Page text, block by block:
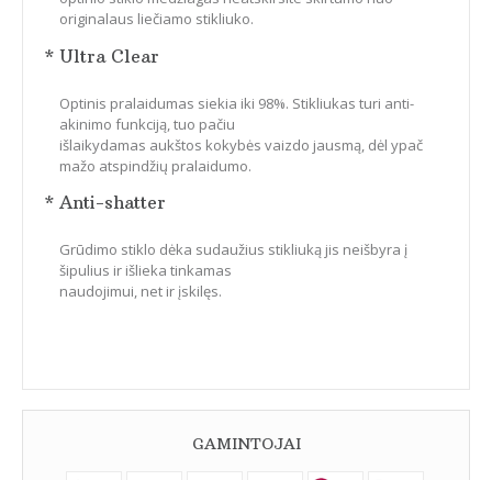
originalaus liečiamo stikliuko.
* Ultra Clear
Optinis pralaidumas siekia iki 98%. Stikliukas turi anti-
akinimo funkciją, tuo pačiu
išlaikydamas aukštos kokybės vaizdo jausmą, dėl ypač
mažo atspindžių pralaidumo.
* Anti-shatter
Grūdimo stiklo dėka sudaužius stikliuką jis neišbyra į
šipulius ir išlieka tinkamas
naudojimui, net ir įskilęs.
GAMINTOJAI